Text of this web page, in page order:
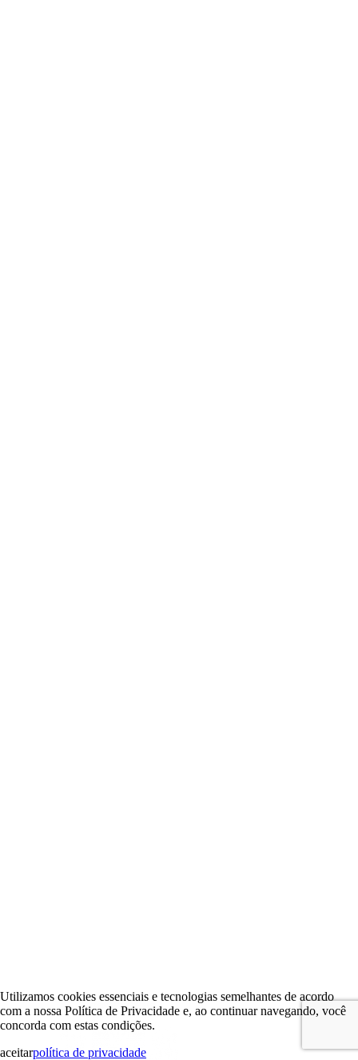
Utilizamos cookies essenciais e tecnologias semelhantes de acordo
com a nossa Política de Privacidade e, ao continuar navegando, você
concorda com estas condições.
aceitarpolítica de privacidade